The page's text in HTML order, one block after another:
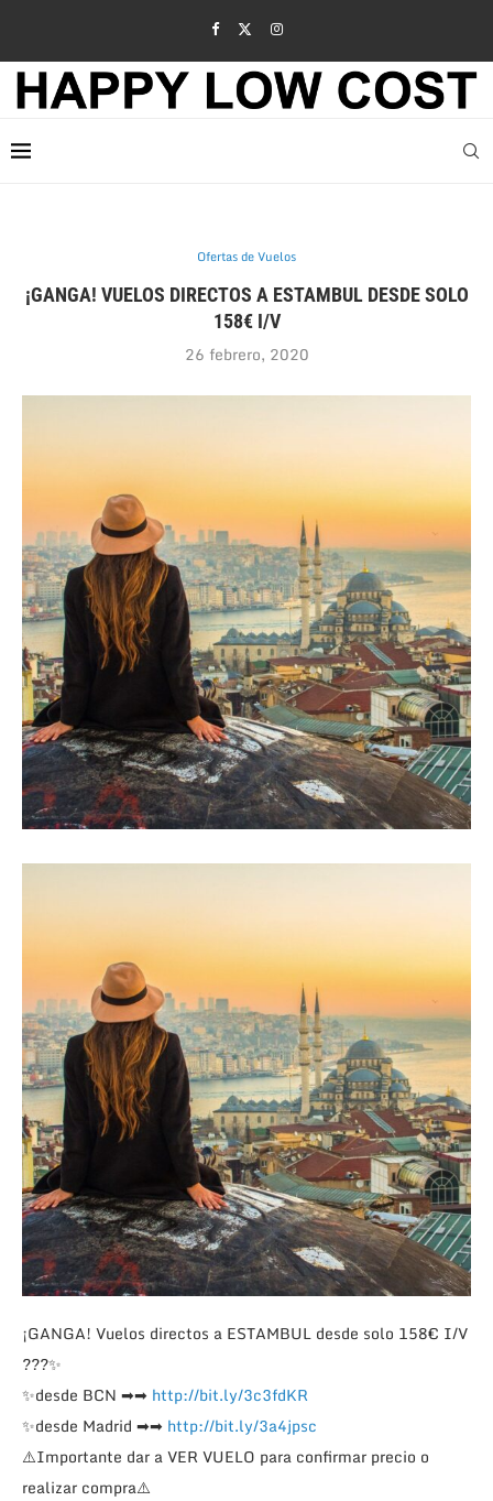
Ofertas de Vuelos
¡GANGA! VUELOS DIRECTOS A ESTAMBUL DESDE SOLO
158€ I/V
26 febrero, 2020
¡GANGA! Vuelos directos a ESTAMBUL desde solo 158€ I/V
???✨
✨desde BCN ➡➡ http://bit.ly/3c3fdKR
✨desde Madrid ➡➡ http://bit.ly/3a4jpsc
⚠️Importante dar a VER VUELO para confirmar precio o
realizar compra⚠️